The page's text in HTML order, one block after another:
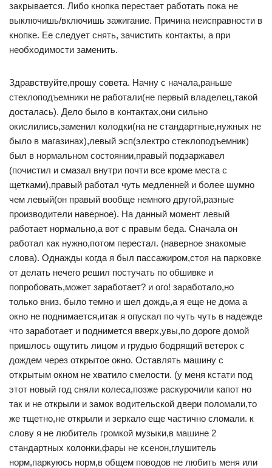
закрывается. Либо кнопка перестает работать пока не
выключишь/включишь зажигание. Причина неисправности в
кнопке. Ее следует снять, зачистить контакты, а при
необходимости заменить.
Здравствуйте,прошу совета. Начну с начала,раньше
стеклоподъемники не работали(не первый владелец,такой
досталась). Дело было в контактах,они сильно
окислились,заменил колодки(на не стандартные,нужных не
было в магазинах),левый эсп(электро стеклоподъемник)
был в нормальном состоянии,правый подзаржавел
(почистил и смазал внутри почти все кроме места с
щетками),правый работал чуть медленней и более шумно
чем левый(он правый вообще немного другой,разные
производители наверное). На данный момент левый
работает нормально,а вот с правым беда. Сначала он
работал как нужно,потом перестал. (наверное знакомые
слова). Однажды когда я был пассажиром,стоя на парковке
от делать нечего решил постучать по обшивке и
попробовать,может заработает? и ого! заработало,но
только вниз. было темно и шел дождь,а я еще не дома а
окно не поднимается,итак я опускал по чуть чуть в надежде
что заработает и поднимется вверх,увы,по дороге домой
пришлось ощутить лицом и грудью бодрящий ветерок с
дождем через открытое окно. Оставлять машину с
открытым окном не хватило смелости. (у меня кстати под
этот новый год сняли колеса,позже раскурочили капот но
так и не открыли и замок водительской двери поломали,то
же тщетно,не открыли и зеркало еще частично сломали. к
слову я не любитель громкой музыки,в машине 2
стандартных колонки,фары не ксенон,глушитель
норм,паркуюсь норм,в общем поводов не любить меня или